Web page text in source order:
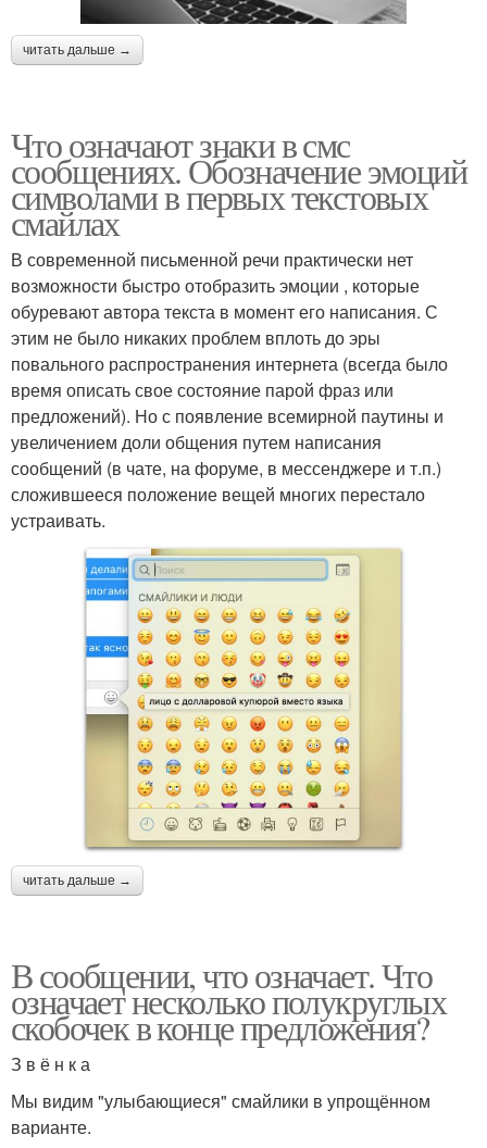
читать дальше →
Что означают знаки в смс
сообщениях. Обозначение эмоций
символами в первых текстовых
смайлах
В современной письменной речи практически нет
возможности быстро отобразить эмоции , которые
обуревают автора текста в момент его написания. С
этим не было никаких проблем вплоть до эры
повального распространения интернета (всегда было
время описать свое состояние парой фраз или
предложений). Но с появление всемирной паутины и
увеличением доли общения путем написания
сообщений (в чате, на форуме, в мессенджере и т.п.)
сложившееся положение вещей многих перестало
устраивать.
читать дальше →
В сообщении, что означает. Что
означает несколько полукруглых
скобочек в конце предложения?
З в ё н к а
Мы видим "улыбающиеся" смайлики в упрощённом
варианте.